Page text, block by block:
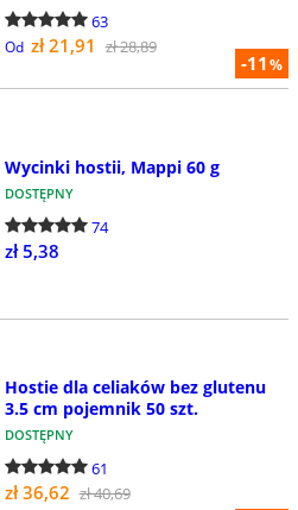
-11%
63
Od zł 21,91 zł 28,89
Wycinki hostii, Mappi 60 g
DOSTĘPNY
74
zł 5,38
Hostie dla celiaków bez glutenu
3.5 cm pojemnik 50 szt.
DOSTĘPNY
61
zł 36,62 zł 40,69